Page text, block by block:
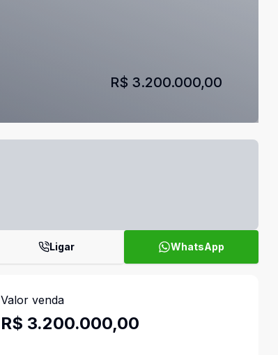
R$ 3.200.000,00
Ligar WhatsApp
Valor venda
R$ 3.200.000,00